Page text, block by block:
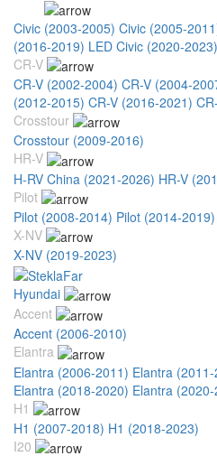
Civic (2003-2005) Civic (2005-
(2016-2019) LED Civic (2020-2023)
CR-V
CR-V (2002-2004) CR-V (2004-
(2012-2015) CR-V (2016-2021)
Crosstour
Crosstour (2009-2016)
HR-V
H-RV China (2021-2026) HR-V
Pilot
Pilot (2008-2014) Pilot (2014-2019)
X-NV
X-NV (2019-2023)
Hyundai
Accent
Accent (2006-2010)
Elantra
Elantra (2006-2011) Elantra
Elantra (2018-2020) Elantra
H1
H1 (2007-2018) H1 (2018-2023)
I20